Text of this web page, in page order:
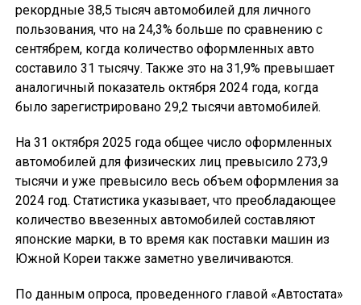
рекордные 38,5 тысяч автомобилей для личного
пользования, что на 24,3% больше по сравнению с
сентябрем, когда количество оформленных авто
составило 31 тысячу. Также это на 31,9% превышает
аналогичный показатель октября 2024 года, когда
было зарегистрировано 29,2 тысячи автомобилей.
На 31 октября 2025 года общее число оформленных
автомобилей для физических лиц превысило 273,9
тысячи и уже превысило весь объем оформления за
2024 год. Статистика указывает, что преобладающее
количество ввезенных автомобилей составляют
японские марки, в то время как поставки машин из
Южной Кореи также заметно увеличиваются.
По данным опроса, проведенного главой «Автостата»